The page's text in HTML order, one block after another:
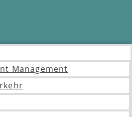
Management